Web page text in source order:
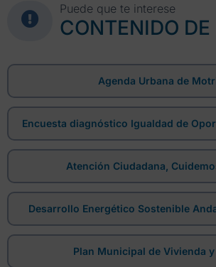
Puede que te interese
CONTENIDO DE
Agenda Urbana de
Encuesta diagnóstico Igualdad de
Atención Ciudadana,
Desarrollo Energético Sostenible
Plan Municipal de Vivienda y